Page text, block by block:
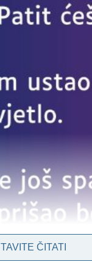
ČITATI